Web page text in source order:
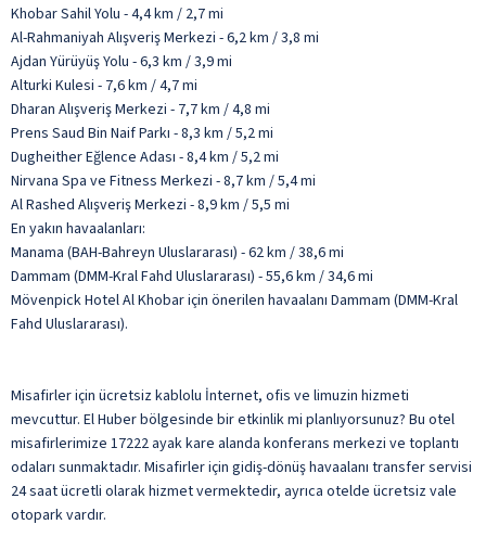
Khobar Sahil Yolu - 4,4 km / 2,7 mi
Al-Rahmaniyah Alışveriş Merkezi - 6,2 km / 3,8 mi
Ajdan Yürüyüş Yolu - 6,3 km / 3,9 mi
Alturki Kulesi - 7,6 km / 4,7 mi
Dharan Alışveriş Merkezi - 7,7 km / 4,8 mi
Prens Saud Bin Naif Parkı - 8,3 km / 5,2 mi
Dugheither Eğlence Adası - 8,4 km / 5,2 mi
Nirvana Spa ve Fitness Merkezi - 8,7 km / 5,4 mi
Al Rashed Alışveriş Merkezi - 8,9 km / 5,5 mi
En yakın havaalanları:
Manama (BAH-Bahreyn Uluslararası) - 62 km / 38,6 mi
Dammam (DMM-Kral Fahd Uluslararası) - 55,6 km / 34,6 mi
Mövenpick Hotel Al Khobar için önerilen havaalanı Dammam (DMM-Kral
Fahd Uluslararası).
Misafirler için ücretsiz kablolu İnternet, ofis ve limuzin hizmeti
mevcuttur. El Huber bölgesinde bir etkinlik mi planlıyorsunuz? Bu otel
misafirlerimize 17222 ayak kare alanda konferans merkezi ve toplantı
odaları sunmaktadır. Misafirler için gidiş-dönüş havaalanı transfer servisi
24 saat ücretli olarak hizmet vermektedir, ayrıca otelde ücretsiz vale
otopark vardır.